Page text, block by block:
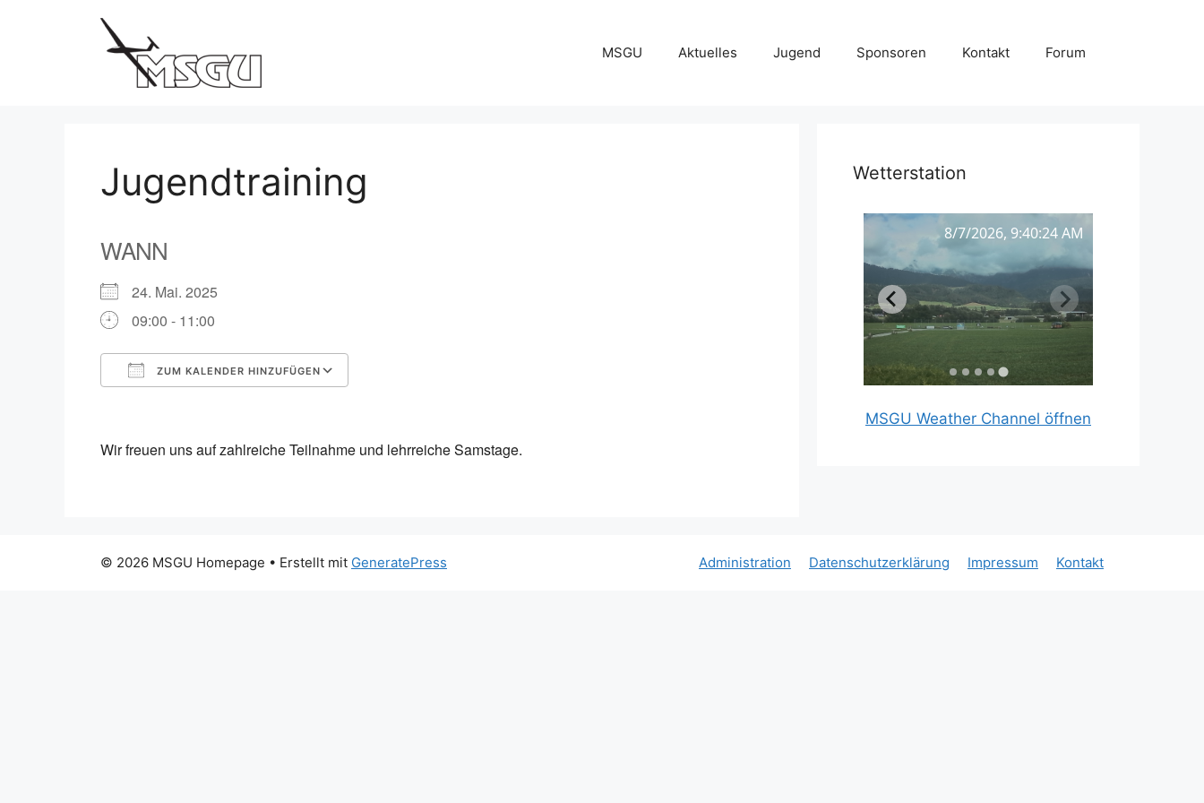
MSGU Aktuelles Jugend Sponsoren Kontakt Forum
Jugendtraining
WANN
24. Mai. 2025
09:00 - 11:00
ZUM KALENDER HINZUFÜGEN
Wir freuen uns auf zahlreiche Teilnahme und lehrreiche Samstage.
Wetterstation
MSGU Weather Channel öffnen
Administration Datenschutzerklärung Impressum Kontakt
© 2026 MSGU Homepage • Erstellt mit GeneratePress